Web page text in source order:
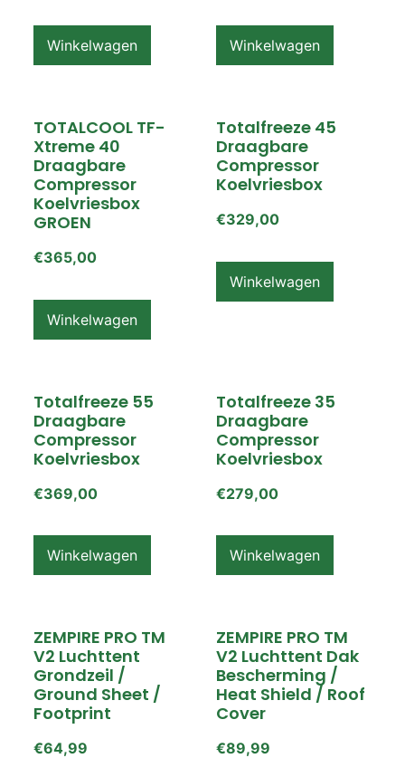
Winkelwagen Winkelwagen
TOTALCOOL TF-
Xtreme 40
Draagbare
Compressor
Koelvriesbox
GROEN
€365,00
Winkelwagen
Totalfreeze 45
Draagbare
Compressor
Koelvriesbox
€329,00
Winkelwagen
Totalfreeze 55
Draagbare
Compressor
Koelvriesbox
€369,00
Winkelwagen
Totalfreeze 35
Draagbare
Compressor
Koelvriesbox
€279,00
Winkelwagen
ZEMPIRE PRO TM
V2 Luchttent
Grondzeil /
Ground Sheet /
Footprint
€64,99
ZEMPIRE PRO TM
V2 Luchttent Dak
Bescherming /
Heat Shield / Roof
Cover
€89,99